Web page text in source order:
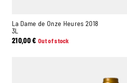
La Dame de Onze Heures 2018
3L
210,00€ Out of stock